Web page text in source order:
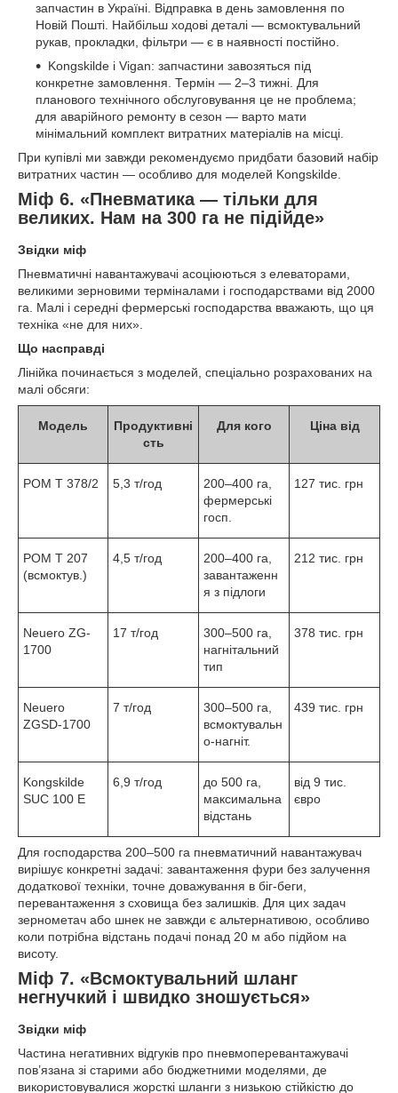
запчастин в Україні. Відправка в день замовлення по
Новій Пошті. Найбільш ходові деталі — всмоктувальний
рукав, прокладки, фільтри — є в наявності постійно.
Kongskilde і Vigan: запчастини завозяться під
конкретне замовлення. Термін — 2–3 тижні. Для
планового технічного обслуговування це не проблема;
для аварійного ремонту в сезон — варто мати
мінімальний комплект витратних матеріалів на місці.
При купівлі ми завжди рекомендуємо придбати базовий набір
витратних частин — особливо для моделей Kongskilde.
Міф 6. «Пневматика — тільки для
великих. Нам на 300 га не підійде»
Звідки міф
Пневматичні навантажувачі асоціюються з елеваторами,
великими зерновими терміналами і господарствами від 2000
га. Малі і середні фермерські господарства вважають, що ця
техніка «не для них».
Що насправді
Лінійка починається з моделей, спеціально розрахованих на
малі обсяги:
Модель
Продуктивні
сть
Для кого Ціна від
POM T 378/2 5,3 т/год
200–400 га,
фермерські
госп.
127 тис. грн
POM T 207
(всмоктув.)
4,5 т/год
200–400 га,
завантаженн
я з підлоги
212 тис. грн
Neuero ZG-
1700
17 т/год
300–500 га,
нагнітальний
тип
378 тис. грн
Neuero
ZGSD-1700
7 т/год
300–500 га,
всмоктувальн
о-нагніт.
439 тис. грн
Kongskilde
SUC 100 E
6,9 т/год
до 500 га,
максимальна
відстань
від 9 тис.
євро
Для господарства 200–500 га пневматичний навантажувач
вирішує конкретні задачі: завантаження фури без залучення
додаткової техніки, точне доважування в біг-беги,
перевантаження з сховища без залишків. Для цих задач
зернометач або шнек не завжди є альтернативою, особливо
коли потрібна відстань подачі понад 20 м або підйом на
висоту.
Міф 7. «Всмоктувальний шланг
негнучкий і швидко зношується»
Звідки міф
Частина негативних відгуків про пневмоперевантажувачі
пов’язана зі старими або бюджетними моделями, де
використовувалися жорсткі шланги з низькою стійкістю до